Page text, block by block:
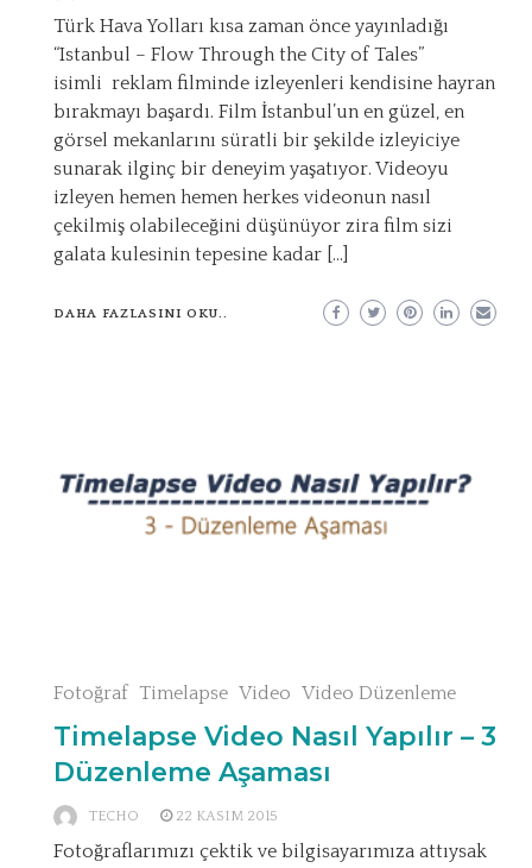
Türk Hava Yolları kısa zaman önce yayınladığı
“Istanbul – Flow Through the City of Tales”
isimli reklam filminde izleyenleri kendisine hayran
bırakmayı başardı. Film İstanbul’un en güzel, en
görsel mekanlarını süratli bir şekilde izleyiciye
sunarak ilginç bir deneyim yaşatıyor. Videoyu
izleyen hemen hemen herkes videonun nasıl
çekilmiş olabileceğini düşünüyor zira film sizi
galata kulesinin tepesine kadar […]
DAHA FAZLASINI OKU..
Fotoğraf Timelapse Video Video Düzenleme
Timelapse Video Nasıl Yapılır – 3
Düzenleme Aşaması
TECHO 22 KASIM 2015
Fotoğraflarımızı çektik ve bilgisayarımıza attıysak